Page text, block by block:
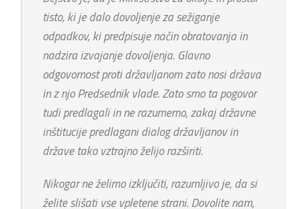
tisto, ki je dalo dovoljenje za sežiganje
odpadkov, ki predpisuje način obratovanja in
nadzira izvajanje dovoljenja. Glavno
odgovornost proti državljanom zato nosi država
in z njo Predsednik vlade. Zato smo ta pogovor
tudi predlagali in ne razumemo, zakaj državne
inštitucije predlagani dialog državljanov in
države tako vztrajno želijo razširiti.
Nikogar ne želimo izključiti, razumljivo je, da si
želite slišati vse vpletene strani. Dovolite nam,